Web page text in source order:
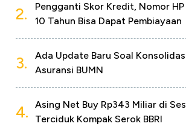
2.
Pengganti Skor Kredit, Nomor
10 Tahun Bisa Dapat Pembiayaan
3.
Ada Update Baru Soal
Asuransi BUMN
4.
Asing Net Buy Rp343 Miliar di
Terciduk Kompak Serok BBRI